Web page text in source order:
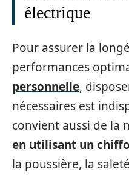
électrique
Pour assurer la
performances
personnelle,
nécessaires est
convient aussi de la
en utilisant un
la poussière, la